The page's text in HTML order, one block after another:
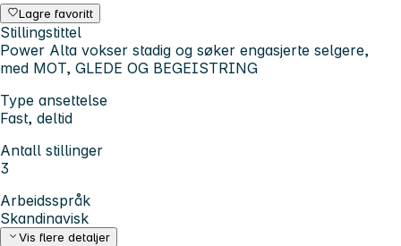
Lagre favoritt
Stillingstittel
Power Alta vokser stadig og søker engasjerte selgere,
med MOT, GLEDE OG BEGEISTRING
Type ansettelse
Fast, deltid
Antall stillinger
3
Arbeidsspråk
Skandinavisk
Vis flere detaljer